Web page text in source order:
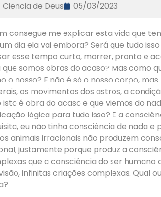
Ciencia de Deus 05/03/2023
consegue me explicar esta vida que
dia ela vai embora? Será que tudo
esse tempo curto, morrer, pronto e
que somos obras do acaso? Mas como
o nosso? E não é só o nosso corpo,
os movimentos dos astros, a
isto é obra do acaso e que viemos do
lógica para tudo isso? E a
eu não tinha consciência de nada
animais irracionais não produzem
justamente porque produz a
que a consciência do ser humano
infinitas criações complexas. Qual